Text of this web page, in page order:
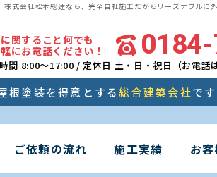
株式会社松本総建なら、完全自社施工だからリーズナブルに
関すること何でも
にお電話ください！
間 8:00～17:00 / 定休日 土・日・祝日（お電話
根塗装を得意とする総合建築会社です
ご依頼の流れ 施工実績 お